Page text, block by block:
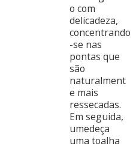
o com
delicadeza,
concentrando
-se nas
pontas que
são
naturalment
e mais
ressecadas.
Em seguida,
umedeça
uma toalha